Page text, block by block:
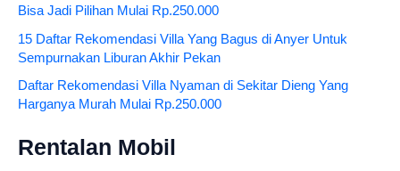
Bisa Jadi Pilihan Mulai Rp.250.000
15 Daftar Rekomendasi Villa Yang Bagus di Anyer Untuk
Sempurnakan Liburan Akhir Pekan
Daftar Rekomendasi Villa Nyaman di Sekitar Dieng Yang
Harganya Murah Mulai Rp.250.000
Rentalan Mobil